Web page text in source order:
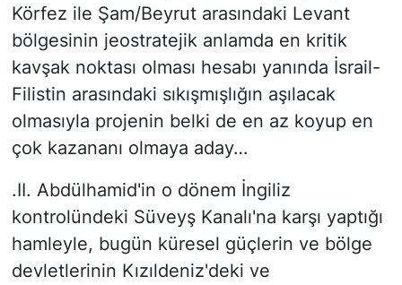
Körfez ile Şam/Beyrut arasındaki Levant
bölgesinin jeostratejik anlamda en kritik
kavşak noktası olması hesabı yanında İsrail-
Filistin arasındaki sıkışmışlığın aşılacak
olmasıyla projenin belki de en az koyup en
çok kazananı olmaya aday…
.II. Abdülhamid'in o dönem İngiliz
kontrolündeki Süveyş Kanalı'na karşı yaptığı
hamleyle, bugün küresel güçlerin ve bölge
devletlerinin Kızıldeniz'deki ve